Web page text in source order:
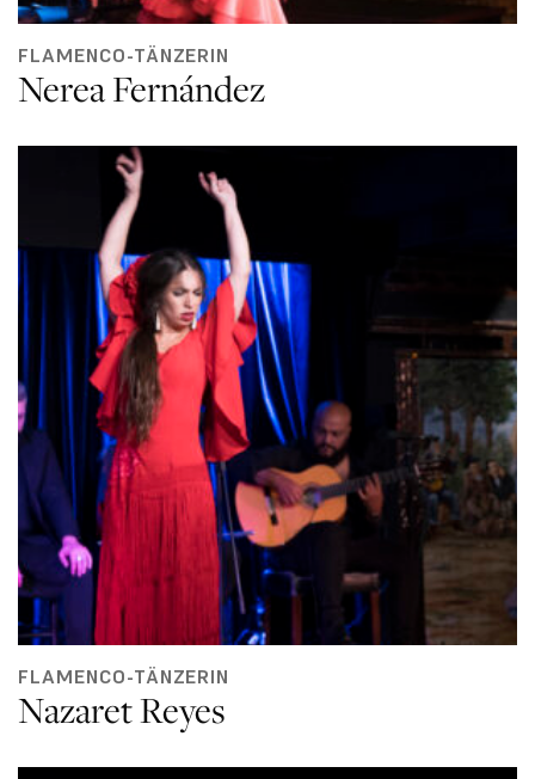
FLAMENCO-TÄNZERIN
Nerea Fernández
FLAMENCO-TÄNZERIN
Nazaret Reyes